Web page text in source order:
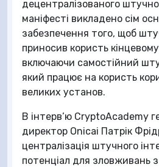
децентралізованого
маніфесті викладено сім
забезпечення того, щоб
приносив користь
включаючи самостійний
який працює на користь
великих установ.
В інтерв’ю CryptoAcademy
директор Onicai Патрік
централізація штучного
потенціал для зловживань